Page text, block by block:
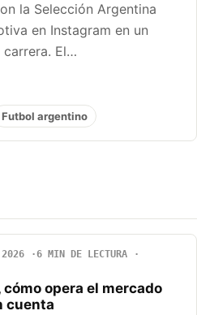
la Selección Argentina
en Instagram en un
El…
Futbol argentino
2026
6 MIN DE LECTURA
opera el mercado
cuenta